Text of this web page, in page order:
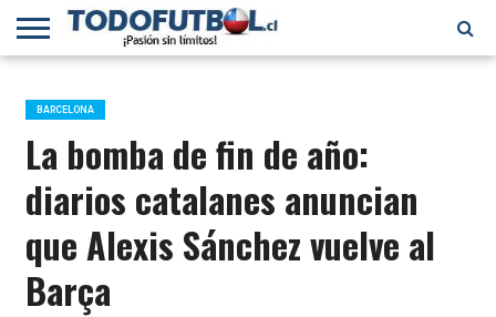
PRIMERA
B
SELECCIÓN
CHILENA
CHILENOS
EN EL
MUNDO
FÚTBOL
INTERNACIONAL
BARCELONA
La bomba de fin de año:
diarios catalanes anuncian
que Alexis Sánchez vuelve al
Barça